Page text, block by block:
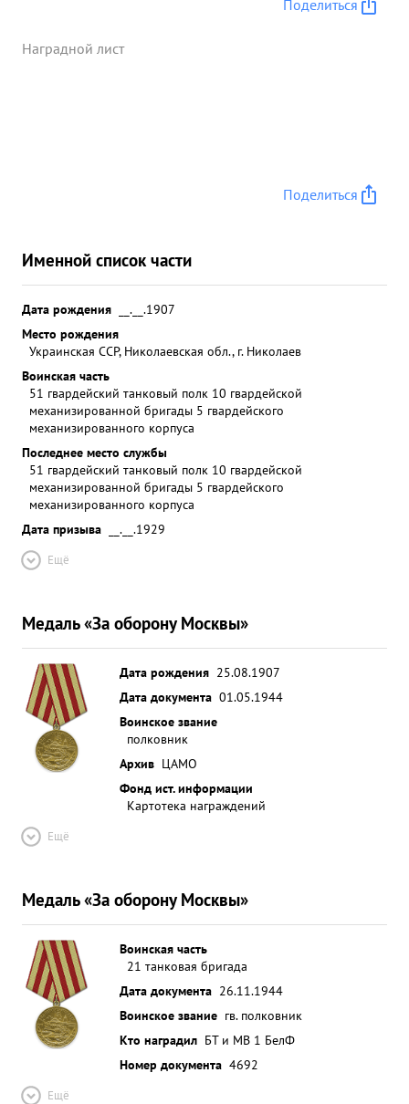
Поделиться
Наградной лист
Поделиться
Именной список части
Дата рождения
__.__.1907
Место рождения
Украинская ССР, Николаевская обл., г. Николаев
Воинская часть
51 гвардейский танковый полк 10 гвардейской
механизированной бригады 5 гвардейского
механизированного корпуса
Последнее место службы
51 гвардейский танковый полк 10 гвардейской
механизированной бригады 5 гвардейского
механизированного корпуса
Дата призыва
__.__.1929
Ещё
Медаль «За оборону Москвы»
Дата рождения 25.08.1907
Дата документа 01.05.1944
Воинское звание
полковник
Архив ЦАМО
Фонд ист. информации
Картотека награждений
Ещё
Медаль «За оборону Москвы»
Воинская часть
21 танковая бригада
Дата документа 26.11.1944
Воинское звание гв. полковник
Кто наградил БТ и МВ 1 БелФ
Номер документа 4692
Ещё